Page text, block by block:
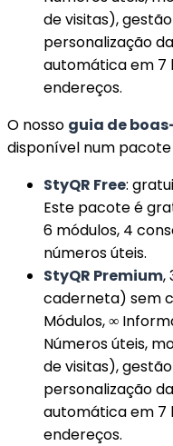
de visitas),
personalização
automática em 7
endereços.
O nosso guia de
disponível num pacote
StyQR Free:
Este pacote é
6 módulos, 4
números úteis.
StyQR Premium,
caderneta) sem
Módulos, ∞
Números úteis,
de visitas),
personalização
automática em 7
endereços.